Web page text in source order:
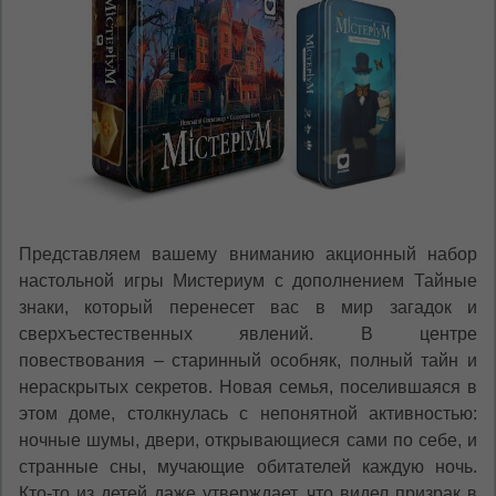
Представляем вашему вниманию акционный набор
настольной игры Мистериум с дополнением Тайные
знаки, который перенесет вас в мир загадок и
сверхъестественных явлений. В центре
повествования – старинный особняк, полный тайн и
нераскрытых секретов. Новая семья, поселившаяся в
этом доме, столкнулась с непонятной активностью:
ночные шумы, двери, открывающиеся сами по себе, и
странные сны, мучающие обитателей каждую ночь.
Dacă doriți să schimbați limba site-ului, puteți
oricând să faceți asta în colțul din dreapta sus
al paginii.
RO RU